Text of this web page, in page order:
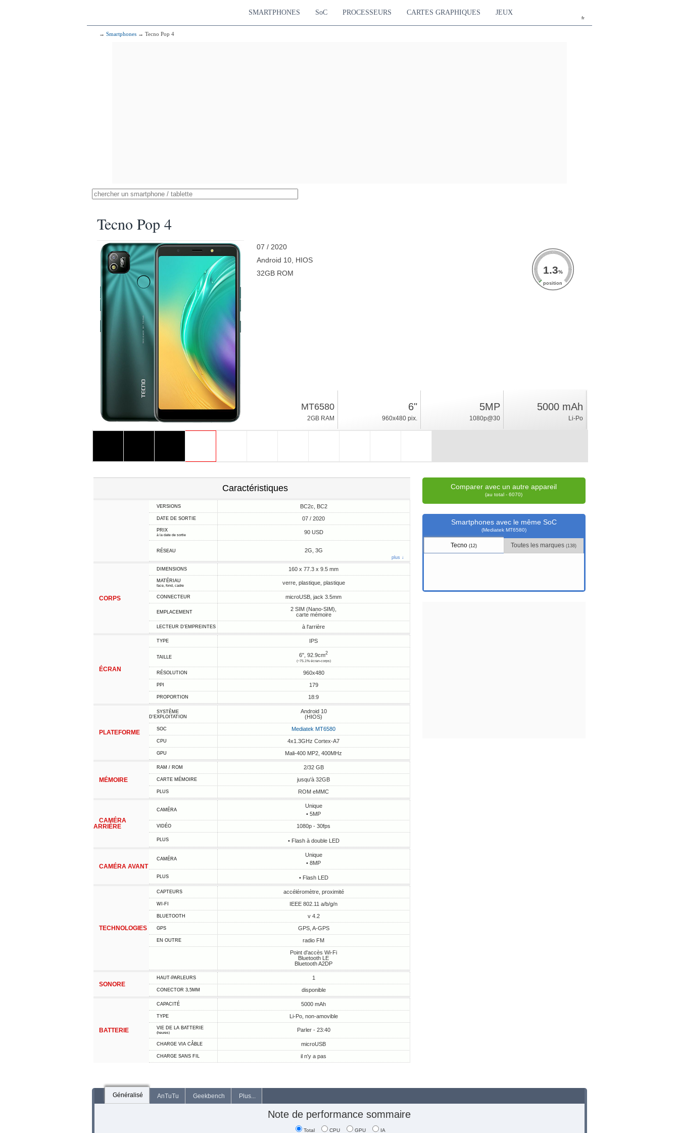
fr
SMARTPHONES SoC PROCESSEURS CARTES GRAPHIQUES JEUX
→ Smartphones → Tecno Pop 4
Tecno Pop 4
07 / 2020
Android 10, HIOS
32GB ROM
1.3%
position
MT6580
2GB RAM
6"
960x480 pix.
5MP
1080p@30
5000 mAh
Li-Po
Caractéristiques
VERSIONS BC2c, BC2
DATE DE SORTIE 07 / 2020
PRIX
à la date de sortie 90 USD
RÉSEAU 2G, 3G
plus ↓
CORPS
DIMENSIONS 160 x 77.3 x 9.5 mm
MATÉRIAU
face, fond, cadre verre, plastique, plastique
CONNECTEUR microUSB, jack 3.5mm
EMPLACEMENT
2 SIM (Nano-SIM),
carte mémoire
LECTEUR D'EMPREINTES à l'arrière
ÉCRAN
TYPE IPS
TAILLE 6", 92.9cm2
(~75.1% écran-corps)
RÉSOLUTION 960x480
PPI 179
PROPORTION 18:9
PLATEFORME
SYSTÈME
D'EXPLOITATION
Android 10
(HIOS)
SOC Mediatek MT6580
CPU 4x1.3GHz Cortex-A7
GPU Mali-400 MP2, 400MHz
MÉMOIRE
RAM / ROM 2/32 GB
CARTE MÉMOIRE jusqu'à 32GB
PLUS ROM eMMC
CAMÉRA
ARRIÈRE
CAMÉRA
Unique
• 5MP
VIDÉO 1080p - 30fps
PLUS • Flash à double LED
CAMÉRA AVANT
CAMÉRA
Unique
• 8MP
PLUS • Flash LED
TECHNOLOGIES
CAPTEURS accéléromètre, proximité
WI-FI IEEE 802.11 a/b/g/n
BLUETOOTH v 4.2
GPS GPS, A-GPS
EN OUTRE
radio FM
Point d'accès Wi-Fi
Bluetooth LE
Bluetooth A2DP
SONORE
HAUT-PARLEURS 1
CONECTOR 3,5MM disponible
BATTERIE
CAPACITÉ 5000 mAh
TYPE Li-Po, non-amovible
VIE DE LA BATTERIE
(heures) Parler - 23:40
CHARGE VIA CÂBLE microUSB
CHARGE SANS FIL il n'y a pas
Comparer avec un autre appareil
(au total - 6070)
Smartphones avec le même SoC
(Mediatek MT6580)
Tecno(12) Toutes les marques(138)
Généralisé AnTuTu Geekbench Plus...
Note de performance sommaire
Total CPU GPU IA